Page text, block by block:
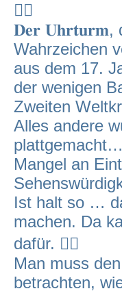
🤷‍♂️
𝐃𝐞𝐫 𝐔𝐡𝐫𝐭𝐮𝐫𝐦,
Wahrzeichen
aus dem 17.
der wenigen
Zweiten
Alles andere
Mangel an
Ist halt so …
machen. Da
dafür. 🤷‍♂️
Man muss
betrachten,